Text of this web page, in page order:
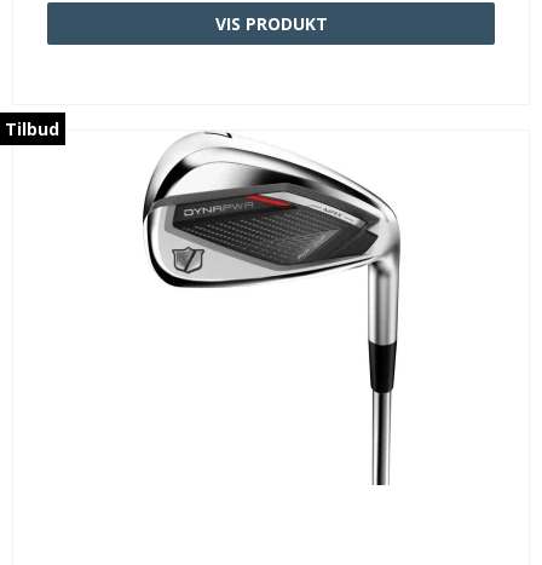
VIS PRODUKT
Tilbud